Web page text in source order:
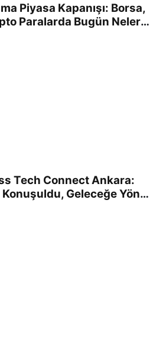
Piyasa Kapanışı: Borsa,
Paralarda Bugün Neler
Tech Connect Ankara:
Geleceğe Yön